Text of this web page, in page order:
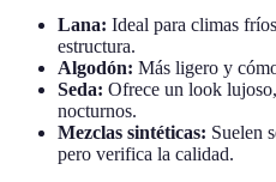
Lana: Ideal para climas
estructura.
Algodón: Más ligero y
Seda: Ofrece un look
nocturnos.
Mezclas sintéticas: Suelen
pero verifica la calidad.